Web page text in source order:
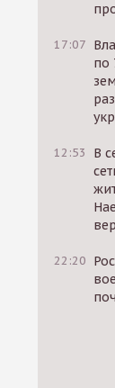
17:07
по
12:53
В
22:20